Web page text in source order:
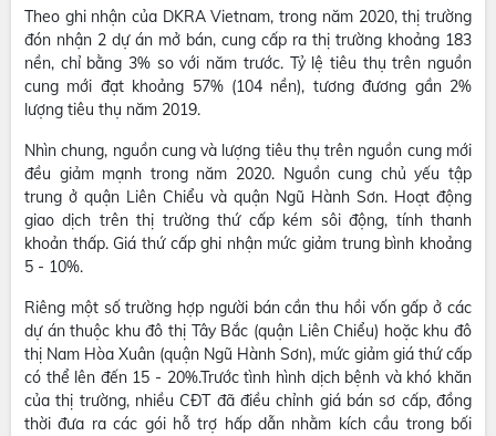
Theo ghi nhận của DKRA Vietnam, trong năm 2020, thị trường
đón nhận 2 dự án mở bán, cung cấp ra thị trường khoảng 183
nền, chỉ bằng 3% so với năm trước. Tỷ lệ tiêu thụ trên nguồn
cung mới đạt khoảng 57% (104 nền), tương đương gần 2%
lượng tiêu thụ năm 2019.
Nhìn chung, nguồn cung và lượng tiêu thụ trên nguồn cung mới
đều giảm mạnh trong năm 2020. Nguồn cung chủ yếu tập
trung ở quận Liên Chiểu và quận Ngũ Hành Sơn. Hoạt động
giao dịch trên thị trường thứ cấp kém sôi động, tính thanh
khoản thấp. Giá thứ cấp ghi nhận mức giảm trung bình khoảng
5 - 10%.
Riêng một số trường hợp người bán cần thu hồi vốn gấp ở các
dự án thuộc khu đô thị Tây Bắc (quận Liên Chiểu) hoặc khu đô
thị Nam Hòa Xuân (quận Ngũ Hành Sơn), mức giảm giá thứ cấp
có thể lên đến 15 - 20%.Trước tình hình dịch bệnh và khó khăn
của thị trường, nhiều CĐT đã điều chỉnh giá bán sơ cấp, đồng
thời đưa ra các gói hỗ trợ hấp dẫn nhằm kích cầu trong bối